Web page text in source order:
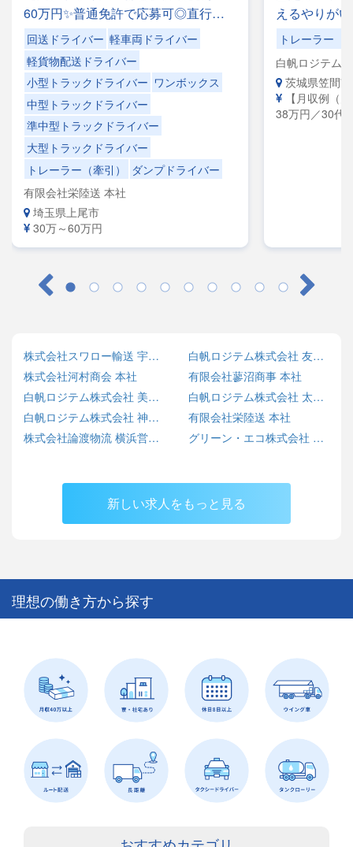
60万円✨普通免許で応募可◎直行直
帰OK！｜荷物の積み下ろしナシ！女
性ドライバーも活躍中＼レアな車両
に乗れるチャンスも☆彡／
回送ドライバー 軽車両ドライバー
軽貨物配送ドライバー
小型トラックドライバー ワンボックス
中型トラックドライバー
準中型トラックドライバー
大型トラックドライバー
トレーラー（牽引）
ダンプドライバー
有限会社栄陸送 本社
埼玉県上尾市
30万～60万円
えるやりが
かり稼げる
時退社！
トレーラー（
白帆ロジテム
茨城県笠間市
【月収例（
38万円／30代
株式会社スワロー輸送 宇都宮センター
株式会社河村商会 本社
白帆ロジテム株式会社 美野里営業所
白帆ロジテム株式会社 神栖営業所
株式会社論渡物流 横浜営業所
白帆ロジテム株式会社 友部営業所
有限会社蓼沼商事 本社
白帆ロジテム株式会社 太田営業所
有限会社栄陸送 本社
グリーン・エコ株式会社 SARASHINA ECO BASE
新しい求人をもっと見る
理想の働き方から探す